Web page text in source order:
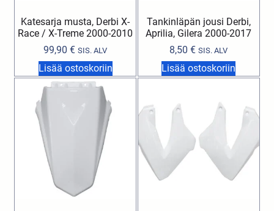
Katesarja musta, Derbi X-
Race / X-Treme 2000-2010
99,90€ SIS. ALV
Lisää ostoskoriin
Tankinläpän jousi Derbi,
Aprilia, Gilera 2000-2017
8,50€ SIS. ALV
Lisää ostoskoriin